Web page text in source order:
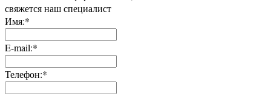
свяжется наш специалист
Имя:*
E-mail:*
Телефон:*